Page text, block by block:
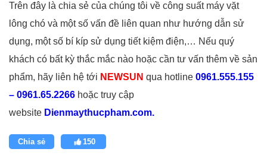
Trên đây là chia sẻ của chúng tôi về công suất máy vặt
lông chó và một số vấn đề liên quan như hướng dẫn sử
dụng, một số bí kíp sử dụng tiết kiệm điện,… Nếu quý
khách có bất kỳ thắc mắc nào hoặc cần tư vấn thêm về sản
phẩm, hãy liên hệ tới NEWSUN qua hotline 0961.555.155
– 0961.65.2266 hoặc truy cập
website Dienmaythucpham.com.
Chia sẻ 150